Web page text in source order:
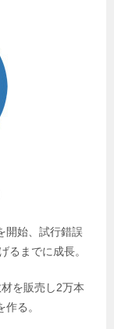
開始、試行錯誤
るまでに成長。
を販売し2万本
作る。